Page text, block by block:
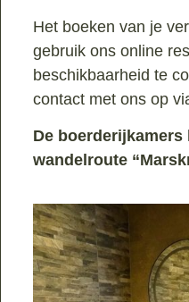
Het boeken van je
gebruik ons online
beschikbaarheid te
contact met ons op
De boerderijkamers
wandelroute